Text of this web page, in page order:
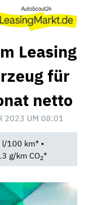
Leasing
für
netto
2023 UM 08:01
100 km* •
g/km CO2*